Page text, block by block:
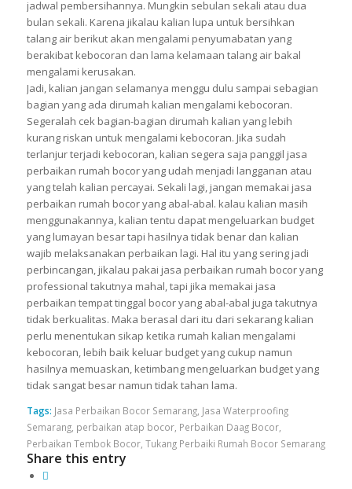
jadwal pembersihannya. Mungkin sebulan sekali atau dua
bulan sekali. Karena jikalau kalian lupa untuk bersihkan
talang air berikut akan mengalami penyumabatan yang
berakibat kebocoran dan lama kelamaan talang air bakal
mengalami kerusakan.
Jadi, kalian jangan selamanya menggu dulu sampai sebagian
bagian yang ada dirumah kalian mengalami kebocoran.
Segeralah cek bagian-bagian dirumah kalian yang lebih
kurang riskan untuk mengalami kebocoran. Jika sudah
terlanjur terjadi kebocoran, kalian segera saja panggil jasa
perbaikan rumah bocor yang udah menjadi langganan atau
yang telah kalian percayai. Sekali lagi, jangan memakai jasa
perbaikan rumah bocor yang abal-abal. kalau kalian masih
menggunakannya, kalian tentu dapat mengeluarkan budget
yang lumayan besar tapi hasilnya tidak benar dan kalian
wajib melaksanakan perbaikan lagi. Hal itu yang sering jadi
perbincangan, jikalau pakai jasa perbaikan rumah bocor yang
professional takutnya mahal, tapi jika memakai jasa
perbaikan tempat tinggal bocor yang abal-abal juga takutnya
tidak berkualitas. Maka berasal dari itu dari sekarang kalian
perlu menentukan sikap ketika rumah kalian mengalami
kebocoran, lebih baik keluar budget yang cukup namun
hasilnya memuaskan, ketimbang mengeluarkan budget yang
tidak sangat besar namun tidak tahan lama.
Tags: Jasa Perbaikan Bocor Semarang, Jasa Waterproofing
Semarang, perbaikan atap bocor, Perbaikan Daag Bocor,
Perbaikan Tembok Bocor, Tukang Perbaiki Rumah Bocor Semarang
Share this entry